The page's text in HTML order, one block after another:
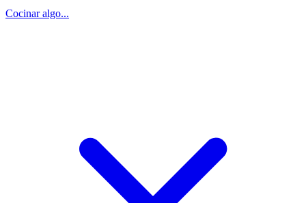
Cocinar algo...